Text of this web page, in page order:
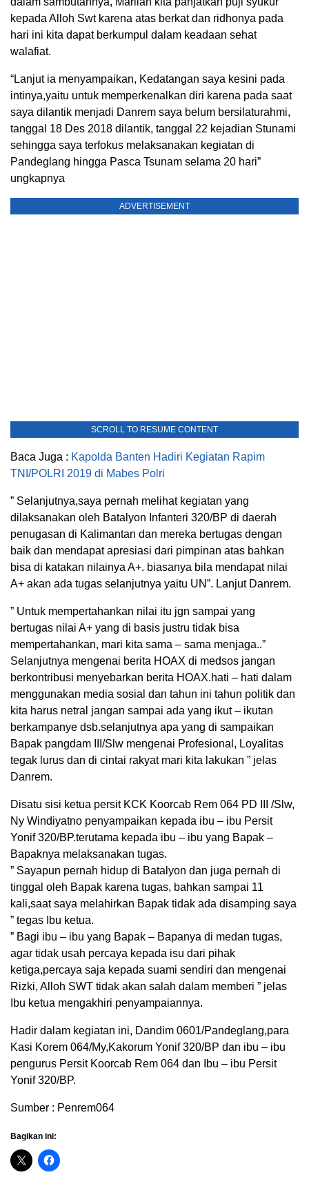
kepada Alloh Swt karena atas berkat dan ridhonya pada
hari ini kita dapat berkumpul dalam keadaan sehat
walafiat.
“Lanjut ia menyampaikan, Kedatangan saya kesini pada
intinya,yaitu untuk memperkenalkan diri karena pada saat
saya dilantik menjadi Danrem saya belum bersilaturahmi,
tanggal 18 Des 2018 dilantik, tanggal 22 kejadian Stunami
sehingga saya terfokus melaksanakan kegiatan di
Pandeglang hingga Pasca Tsunam selama 20 hari”
ungkapnya
ADVERTISEMENT
SCROLL TO RESUME CONTENT
Baca Juga : Kapolda Banten Hadiri Kegiatan Rapim
TNI/POLRI 2019 di Mabes Polri
” Selanjutnya,saya pernah melihat kegiatan yang
dilaksanakan oleh Batalyon Infanteri 320/BP di daerah
penugasan di Kalimantan dan mereka bertugas dengan
baik dan mendapat apresiasi dari pimpinan atas bahkan
bisa di katakan nilainya A+. biasanya bila mendapat nilai
A+ akan ada tugas selanjutnya yaitu UN”. Lanjut Danrem.
” Untuk mempertahankan nilai itu jgn sampai yang
bertugas nilai A+ yang di basis justru tidak bisa
mempertahankan, mari kita sama – sama menjaga..”
Selanjutnya mengenai berita HOAX di medsos jangan
berkontribusi menyebarkan berita HOAX.hati – hati dalam
menggunakan media sosial dan tahun ini tahun politik dan
kita harus netral jangan sampai ada yang ikut – ikutan
berkampanye dsb.selanjutnya apa yang di sampaikan
Bapak pangdam III/Slw mengenai Profesional, Loyalitas
tegak lurus dan di cintai rakyat mari kita lakukan ” jelas
Danrem.
Disatu sisi ketua persit KCK Koorcab Rem 064 PD III /Slw,
Ny Windiyatno penyampaikan kepada ibu – ibu Persit
Yonif 320/BP.terutama kepada ibu – ibu yang Bapak –
Bapaknya melaksanakan tugas.
” Sayapun pernah hidup di Batalyon dan juga pernah di
tinggal oleh Bapak karena tugas, bahkan sampai 11
kali,saat saya melahirkan Bapak tidak ada disamping saya
” tegas Ibu ketua.
” Bagi ibu – ibu yang Bapak – Bapanya di medan tugas,
agar tidak usah percaya kepada isu dari pihak
ketiga,percaya saja kepada suami sendiri dan mengenai
Rizki, Alloh SWT tidak akan salah dalam memberi ” jelas
Ibu ketua mengakhiri penyampaiannya.
Hadir dalam kegiatan ini, Dandim 0601/Pandeglang,para
Kasi Korem 064/My,Kakorum Yonif 320/BP dan ibu – ibu
pengurus Persit Koorcab Rem 064 dan Ibu – ibu Persit
Yonif 320/BP.
Sumber : Penrem064
Bagikan ini: